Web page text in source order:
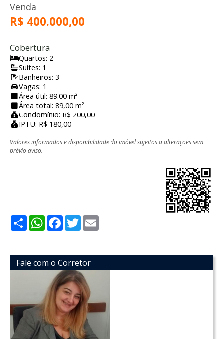
Venda
R$ 400.000,00
Cobertura
Quartos: 2
Suítes: 1
Banheiros: 3
Vagas: 1
Área útil: 89.00 m²
Área total: 89,00 m²
Condomínio: R$ 200,00
IPTU: R$ 180,00
Valores informados e disponibilidade do imóvel sujeitos a alterações sem
prévio aviso.
ShareWhatsApp
Facebook
Twitter
Fale com o Corretor